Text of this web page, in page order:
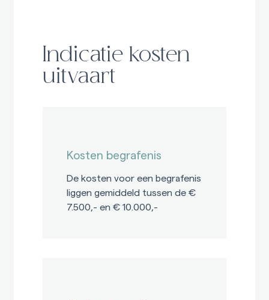
Indicatie kosten
uitvaart
Kosten begrafenis
De kosten voor een begrafenis
liggen gemiddeld tussen de €
7.500,- en € 10.000,-